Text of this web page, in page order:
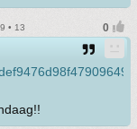
• 13